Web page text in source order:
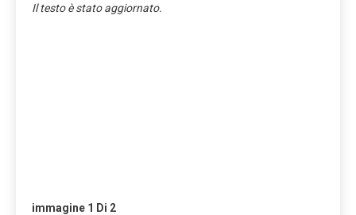
Il testo è stato aggiornato.
immagine 1 Di 2